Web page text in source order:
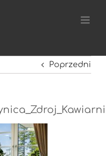
Poprzedni